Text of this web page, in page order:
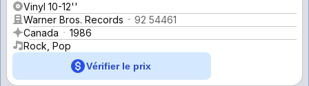
Vinyl 10-12''
Warner Bros. Records
92 54461
Canada
1986
Rock, Pop
Vérifier le prix